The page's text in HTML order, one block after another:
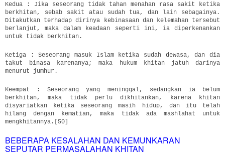
Kedua : Jika seseorang tidak tahan menahan rasa sakit ketika
berkhitan, sebab sakit atau sudah tua, dan lain sebagainya.
Ditakutkan terhadap dirinya kebinasaan dan kelemahan tersebut
berlanjut, maka dalam keadaan seperti ini, ia diperkenankan
untuk tidak berkhitan.
Ketiga : Seseorang masuk Islam ketika sudah dewasa, dan dia
takut binasa karenanya; maka hukum khitan jatuh darinya
menurut jumhur.
Keempat : Seseorang yang meninggal, sedangkan ia belum
berkhitan, maka tidak perlu dikhitankan, karena khitan
disyariatkan ketika seseorang masih hidup, dan itu telah
hilang dengan kematian, maka tidak ada mashlahat untuk
mengkhitannya.[50]
BEBERAPA KESALAHAN DAN KEMUNKARAN
SEPUTAR PERMASALAHAN KHITAN